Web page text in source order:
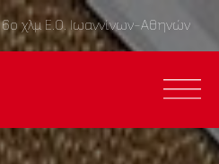
6ο χλμ Ε.Ο. Ιωαννίνων-Αθηνών